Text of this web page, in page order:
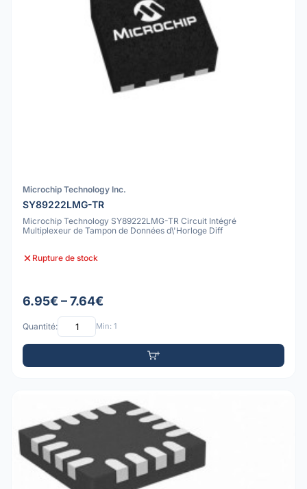
Microchip Technology Inc.
SY89222LMG-TR
Microchip Technology SY89222LMG-TR Circuit Intégré
Multiplexeur de Tampon de Données d\'Horloge Diff
Rupture de stock
6.95€ – 7.64€
Quantité: Min: 1